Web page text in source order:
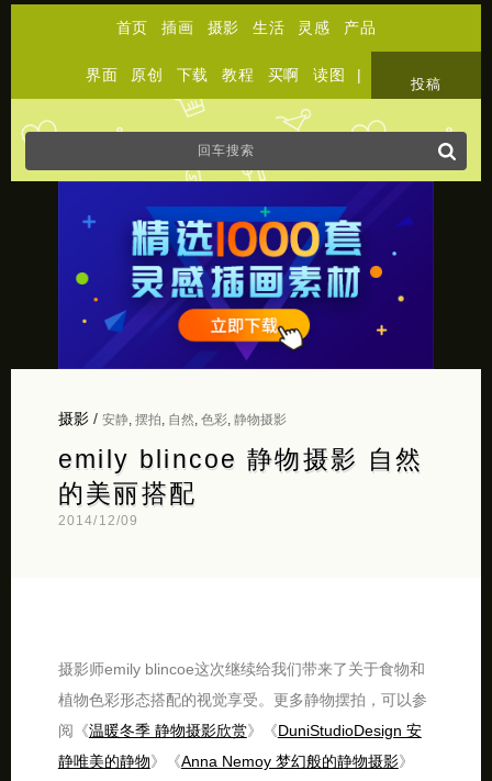
首页 插画 摄影 生活 灵感 产品
界面 原创 下载 教程 买啊 读图 |
投稿
摄影/ 安静, 摆拍 自然, 色彩, 静物摄影
emily blincoe 静物摄影 自然
的美丽搭配
2014/12/09
摄影师emily blincoe这次继续给我们带来了关于食物和
植物色彩形态搭配的视觉享受。更多静物摆拍，可以参
阅《温暖冬季 静物摄影欣赏》《DuniStudioDesign 安
静唯美的静物》《Anna Nemoy 梦幻般的静物摄影》